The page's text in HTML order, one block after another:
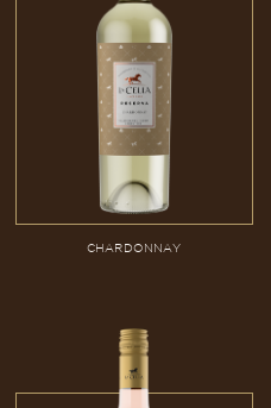
CHARDONNAY